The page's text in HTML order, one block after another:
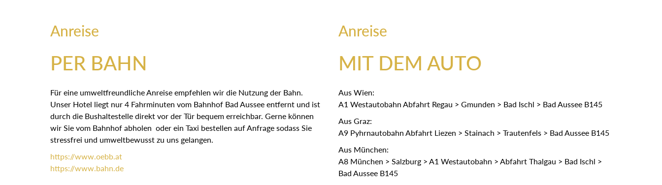
Anreise
PER BAHN
Für eine umweltfreundliche Anreise empfehlen wir die Nutzung der Bahn.
Unser Hotel liegt nur 4 Fahrminuten vom Bahnhof Bad Aussee entfernt und ist
durch die Bushaltestelle direkt vor der Tür bequem erreichbar. Gerne können
wir Sie vom Bahnhof abholen oder ein Taxi bestellen auf Anfrage sodass Sie
stressfrei und umweltbewusst zu uns gelangen.
https://www.oebb.at
https://www.bahn.de
Anreise
MIT DEM AUTO
Aus Wien:
A1 Westautobahn Abfahrt Regau > Gmunden > Bad Ischl > Bad Aussee B145
Aus Graz:
A9 Pyhrnautobahn Abfahrt Liezen > Stainach > Trautenfels > Bad Aussee B145
Aus München:
A8 München > Salzburg > A1 Westautobahn > Abfahrt Thalgau > Bad Ischl >
Bad Aussee B145